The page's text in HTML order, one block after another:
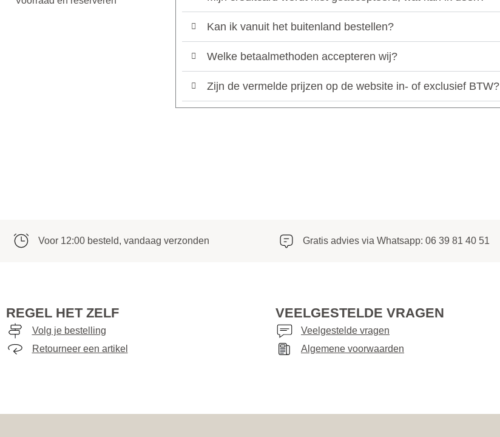
Kan ik vanuit het buitenland bestellen?
Welke betaalmethoden accepteren wij?
Zijn de vermelde prijzen op de website in- of exclusief BTW?
Voor 12:00 besteld, vandaag verzonden Gratis advies via Whatsapp: 06 39 81 40 51
REGEL HET ZELF
Volg je bestelling
Retourneer een artikel
VEELGESTELDE VRAGEN
Veelgestelde vragen
Algemene voorwaarden